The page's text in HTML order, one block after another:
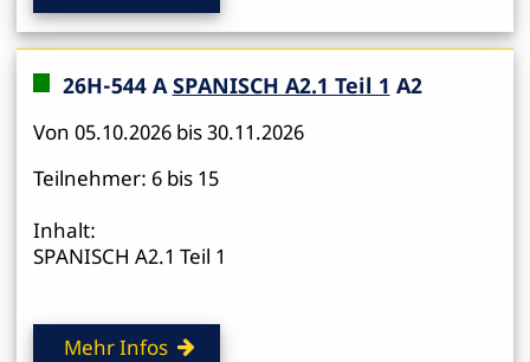
26H-544 A SPANISCH A2.1 Teil 1 A2
Von 05.10.2026 bis 30.11.2026
Teilnehmer: 6 bis 15
Inhalt:
SPANISCH A2.1 Teil 1
Mehr Infos